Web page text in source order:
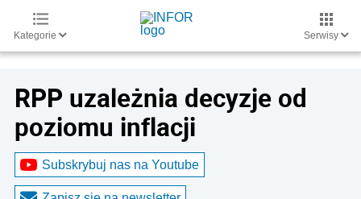
Kategorie Serwisy
RPP uzależnia decyzje od
poziomu inflacji
Subskrybuj nas na Youtube